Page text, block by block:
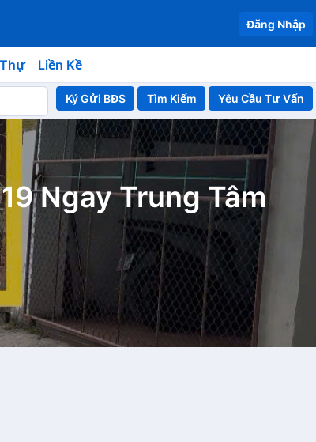
Đăng Nhập
Liền Kề
Ký Gửi BĐS Yêu Cầu Tư Vấn
Ngay Trung Tâm